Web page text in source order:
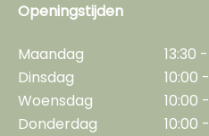
Openingstijden
Maandag
13:30
Dinsdag
10:00
Woensdag
10:00
Donderdag
10:00